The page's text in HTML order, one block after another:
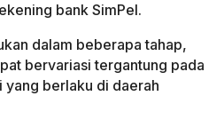
bank SimPel.
dalam beberapa tahap,
bervariasi tergantung pada
yang berlaku di daerah